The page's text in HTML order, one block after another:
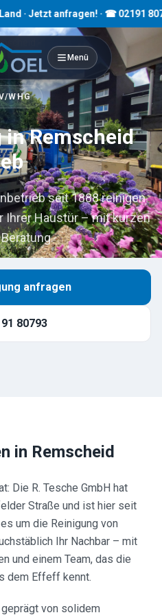
anfragen! · ☎ 02191 80793
Menü
WHG
Remscheid
seit 1888 reinigen
Ihrer Haustür – mit kurzen
anfragen
80793
in Remscheid
Die R. Tesche GmbH hat
Straße und ist hier seit
um die Reinigung von
Ihr Nachbar – mit
und einem Team, das die
dem Effeff kennt.
von solidem